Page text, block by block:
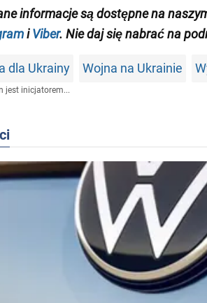
informacje są dostępne na
iViber. Nie daj się nabrać na
dla Ukrainy Wojna na Ukrainie
jest inicjatorem...